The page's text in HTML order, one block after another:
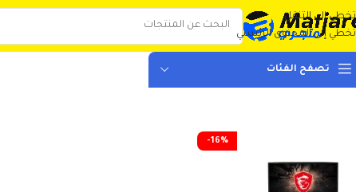
تخطي إلى التنقل
تخطي إلى المحتوى الرئيسي
تصفح الفئات
-16%